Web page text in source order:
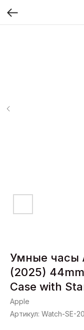
Умные часы
(2025)
Case with
Apple
Артикул: Watch-SE-